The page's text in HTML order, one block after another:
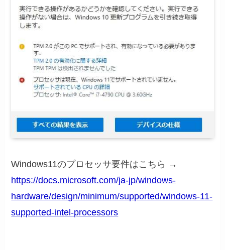
Windows11のプロセッサ要件はこちら →
https://docs.microsoft.com/ja-jp/windows-
hardware/design/minimum/supported/windows-11-
supported-intel-processors